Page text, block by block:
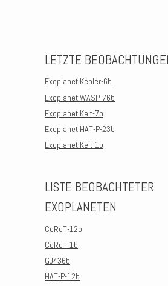
LETZTE
Exoplanet Kepler-6b
Exoplanet WASP-76b
Exoplanet Kelt-7b
Exoplanet HAT-P-23b
Exoplanet Kelt-1b
LISTE BEOBACHTETER
EXOPLANETEN
CoRoT-12b
CoRoT-1b
GJ436b
HAT-P-12b